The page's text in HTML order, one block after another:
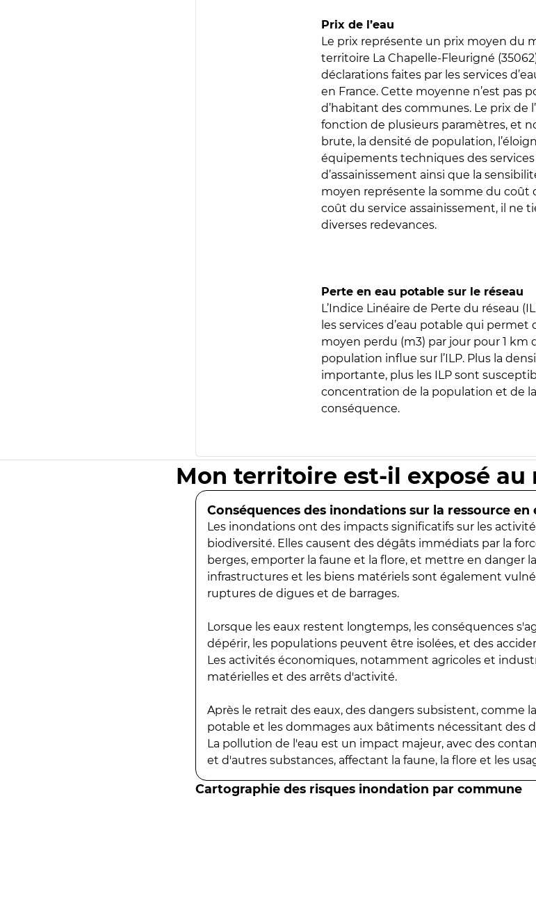
Prix de l’eau
Le prix représente un prix moyen du
territoire La Chapelle-Fleurigné
déclarations faites par les services
en France. Cette moyenne n’est pas
d’habitant des communes. Le prix de
fonction de plusieurs paramètres, et
brute, la densité de population,
équipements techniques des services
d’assainissement ainsi que la
moyen représente la somme du coût
coût du service assainissement, il ne
diverses redevances.
Perte en eau potable sur le réseau
L’Indice Linéaire de Perte du réseau
les services d’eau potable qui permet
moyen perdu (m3) par jour pour 1 km
population influe sur l’ILP. Plus la
importante, plus les ILP sont
concentration de la population et de
conséquence.
Mon territoire est-il exposé
Conséquences des inondations sur la ressource en
Les inondations ont des impacts significatifs sur les
biodiversité. Elles causent des dégâts immédiats par la
berges, emporter la faune et la flore, et mettre en danger
infrastructures et les biens matériels sont également
ruptures de digues et de barrages.
Lorsque les eaux restent longtemps, les conséquences
dépérir, les populations peuvent être isolées, et des
Les activités économiques, notamment agricoles et
matérielles et des arrêts d'activité.
Après le retrait des eaux, des dangers subsistent, comme
potable et les dommages aux bâtiments nécessitant des
La pollution de l'eau est un impact majeur, avec des
et d'autres substances, affectant la faune, la flore et les
Cartographie des risques inondation par commune